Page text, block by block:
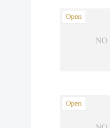
Open
Open